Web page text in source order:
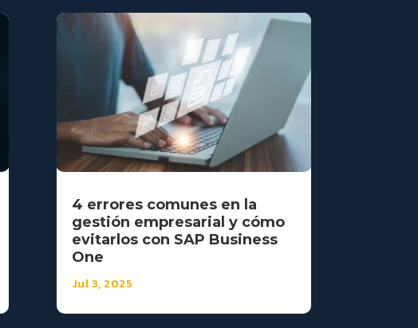
4 errores comunes en la
gestión empresarial y cómo
evitarlos con SAP Business
One
Jul 3, 2025